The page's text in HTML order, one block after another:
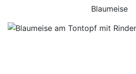
Blaumeise